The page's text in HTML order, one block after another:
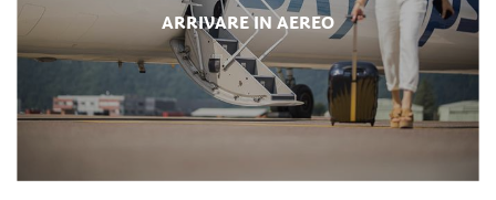
ARRIVARE IN AEREO